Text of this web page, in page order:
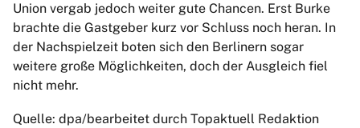
Union vergab jedoch weiter gute Chancen. Erst Burke
brachte die Gastgeber kurz vor Schluss noch heran. In
der Nachspielzeit boten sich den Berlinern sogar
weitere große Möglichkeiten, doch der Ausgleich fiel
nicht mehr.
Quelle: dpa/bearbeitet durch Topaktuell Redaktion